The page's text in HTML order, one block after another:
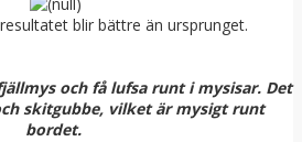
blir bättre än ursprunget.
och få lufsa runt i mysisar. Det
skitgubbe, vilket är mysigt runt
bordet.